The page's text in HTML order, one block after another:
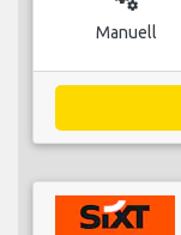
Manuell